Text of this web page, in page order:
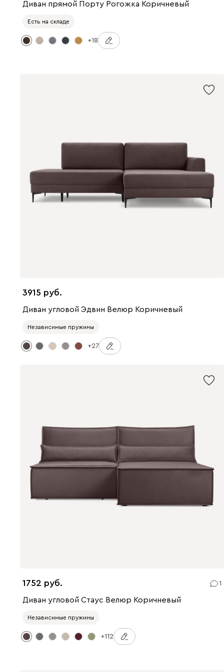
Диван прямой Порту Рогожка Коричневый
Есть на складе
+18
3915
Диван угловой Эдвин Велюр Коричневый
Независимые пружины
+27
1752 1
Диван угловой Стаус Велюр Коричневый
Независимые пружины
+112